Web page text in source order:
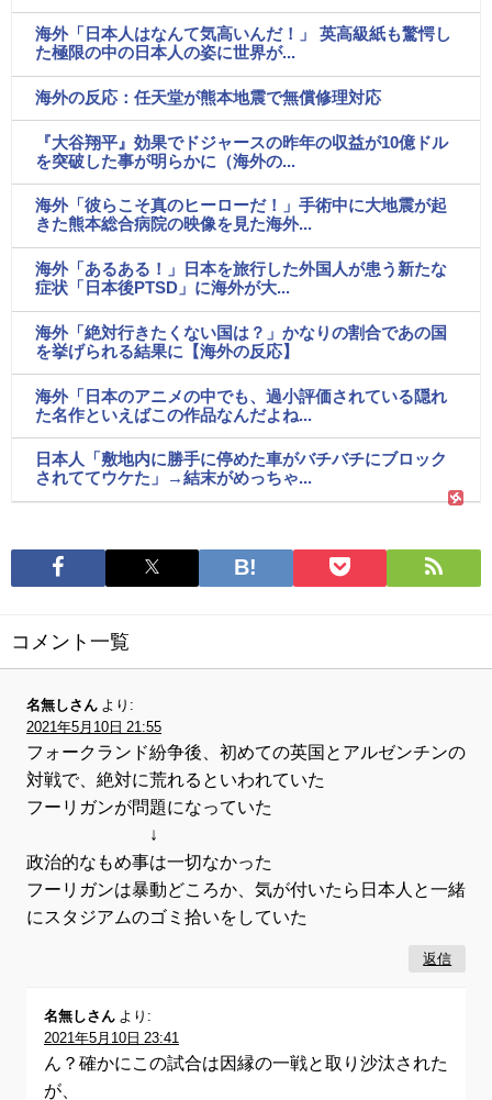
海外「日本人はなんて気高いんだ！」 英高級紙も驚愕し
た極限の中の日本人の姿に世界が...
海外の反応：任天堂が熊本地震で無償修理対応
『大谷翔平』効果でドジャースの昨年の収益が10億ドル
を突破した事が明らかに（海外の...
海外「彼らこそ真のヒーローだ！」手術中に大地震が起
きた熊本総合病院の映像を見た海外...
海外「あるある！」日本を旅行した外国人が患う新たな
症状「日本後PTSD」に海外が大...
海外「絶対行きたくない国は？」かなりの割合であの国
を挙げられる結果に【海外の反応】
海外「日本のアニメの中でも、過小評価されている隠れ
た名作といえばこの作品なんだよね...
日本人「敷地内に勝手に停めた車がバチバチにブロック
されててウケた」→結末がめっちゃ...
コメント一覧
名無しさん より:
2021年5月10日 21:55
フォークランド紛争後、初めての英国とアルゼンチンの
対戦で、絶対に荒れるといわれていた
フーリガンが問題になっていた
↓
政治的なもめ事は一切なかった
フーリガンは暴動どころか、気が付いたら日本人と一緒
にスタジアムのゴミ拾いをしていた
返信
名無しさん より:
2021年5月10日 23:41
ん？確かにこの試合は因縁の一戦と取り沙汰された
が、